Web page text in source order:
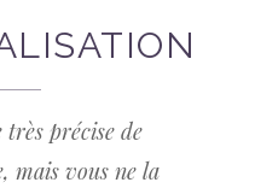
très précise de
mais vous ne la